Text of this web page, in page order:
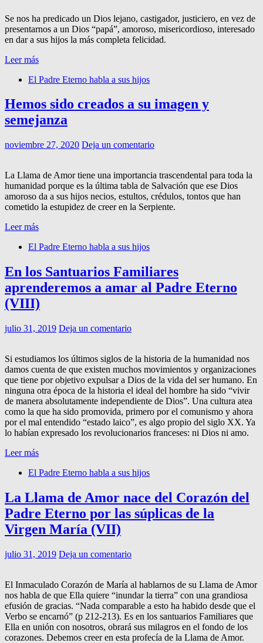
Se nos ha predicado un Dios lejano, castigador, justiciero, en vez de
presentarnos a un Dios “papá”, amoroso, misericordioso, interesado
en dar a sus hijos la más completa felicidad.
Leer más
El Padre Eterno habla a sus hijos
Hemos sido creados a su imagen y
semejanza
noviembre 27, 2020 Deja un comentario
La Llama de Amor tiene una importancia trascendental para toda la
humanidad porque es la última tabla de Salvación que ese Dios
amoroso da a sus hijos necios, estultos, crédulos, tontos que han
cometido la estupidez de creer en la Serpiente.
Leer más
El Padre Eterno habla a sus hijos
En los Santuarios Familiares
aprenderemos a amar al Padre Eterno
(VIII)
julio 31, 2019 Deja un comentario
Si estudiamos los últimos siglos de la historia de la humanidad nos
damos cuenta de que existen muchos movimientos y organizaciones
que tiene por objetivo expulsar a Dios de la vida del ser humano. En
ninguna otra época de la historia el ideal del hombre ha sido “vivir
de manera absolutamente independiente de Dios”. Una cultura atea
como la que ha sido promovida, primero por el comunismo y ahora
por el mal entendido “estado laico”, es algo propio del siglo XX. Ya
lo habían expresado los revolucionarios franceses: ni Dios ni amo.
Leer más
El Padre Eterno habla a sus hijos
La Llama de Amor nace del Corazón del
Padre Eterno por las súplicas de la
Virgen María (VII)
julio 31, 2019 Deja un comentario
El Inmaculado Corazón de María al hablarnos de su Llama de Amor
nos habla de que Ella quiere “inundar la tierra” con una grandiosa
efusión de gracias. “Nada comparable a esto ha habido desde que el
Verbo se encarnó” (p 212-213). Es en los santuarios Familiares que
Ella en unión con nosotros, obrará sus milagros en el fondo de los
corazones. Debemos creer en esta profecía de la Llama de Amor.